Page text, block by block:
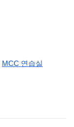
MCC 연습실